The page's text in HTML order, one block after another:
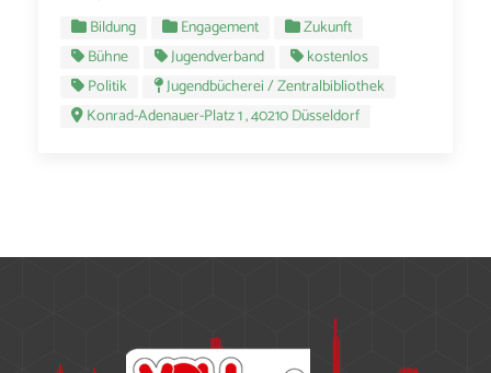
Bildung Engagement
Zukunft
Bühne
Jugendverband
kostenlos
Politik
Jugendbücherei / Zentralbibliothek
Konrad-Adenauer-Platz 1 , 40210 Düsseldorf